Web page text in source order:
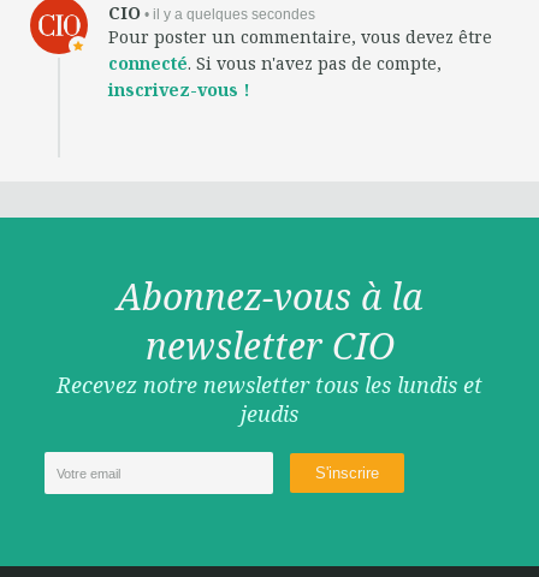
CIO • il y a quelques secondes
Pour poster un commentaire, vous devez être
connecté. Si vous n'avez pas de compte,
inscrivez-vous !
Abonnez-vous à la
newsletter CIO
Recevez notre newsletter tous les lundis et
jeudis